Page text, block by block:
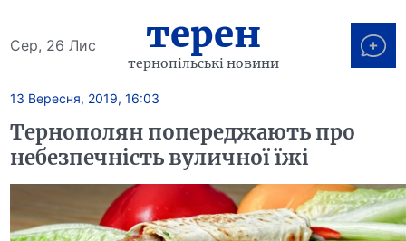
Сер, 26 Лис терен
тернопільські новини
13 Вересня, 2019, 16:03
Тернополян попереджають про
небезпечність вуличної їжі